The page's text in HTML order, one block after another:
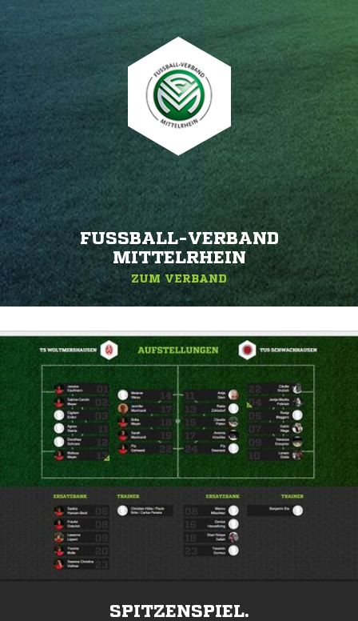
FUSSBALL-VERBAND M
ITTELRHEIN
ZUM VERBAND
SPITZENSPIEL.